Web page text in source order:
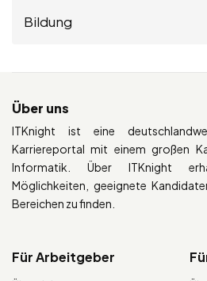
Bildung
Über uns
ITKnight ist eine
Karriereportal mit einem großen
Informatik. Über ITKnight
Möglichkeiten, geeignete
Bereichen zu finden.
Für Arbeitgeber